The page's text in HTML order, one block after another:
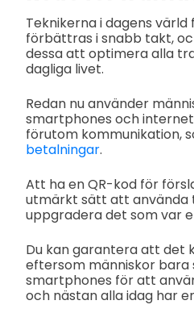
Teknikerna i dagens
förbättras i snabb takt,
dessa att optimera alla
dagliga livet.
Redan nu använder
smartphones och
förutom kommunikation,
betalningar.
Att ha en QR-kod för
utmärkt sätt att använda
uppgradera det som var
Du kan garantera att det
eftersom människor bara
smartphones för att
och nästan alla idag har